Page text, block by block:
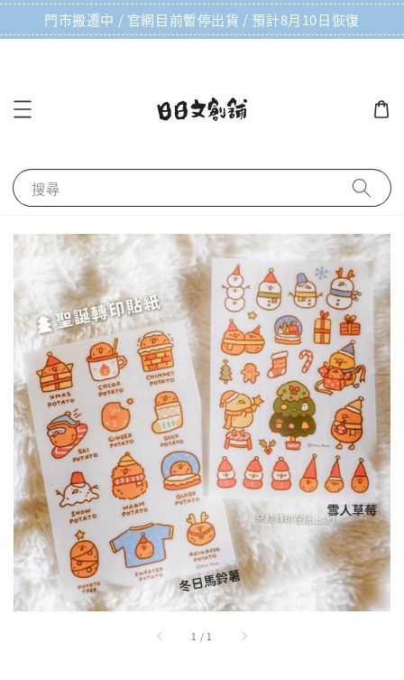
門市搬遷中 / 官網目前暫停出貨 / 預計8月10日恢復
搜尋
1 / 1